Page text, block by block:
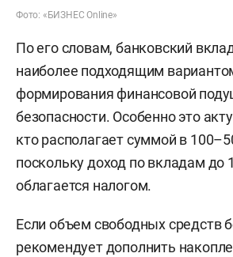
Фото: «БИЗНЕС Online»
По его словам, банковский
наиболее подходящим
формирования финансовой
безопасности. Особенно это
кто располагает суммой в
поскольку доход по вкладам до
облагается налогом.
Если объем свободных средств
рекомендует дополнить